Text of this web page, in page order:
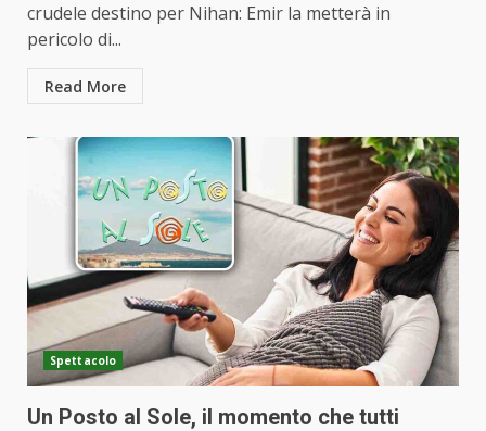
crudele destino per Nihan: Emir la metterà in
pericolo di...
Read More
Spettacolo
Un Posto al Sole, il momento che tutti